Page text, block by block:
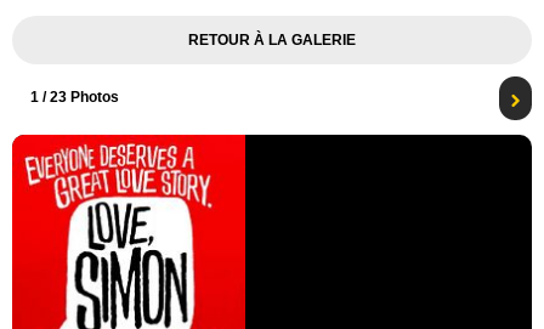
RETOUR À LA GALERIE
1 / 23 Photos